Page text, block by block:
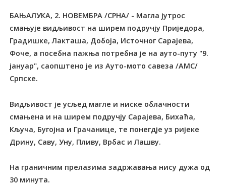
БАЊАЛУКА, 2. НОВЕМБРА /СРНА/ - Магла јутрос
смањује видљивост на ширем подручју Приједора,
Градишке, Лакташа, Добоја, Источног Сарајева,
Фоче, а посебна пажња потребна је на ауто-путу "9.
јануар", саопштено је из Ауто-мото савеза /АМС/
Српске.
Видљивост је усљед магле и ниске облачности
смањена и на ширем подручју Сарајева, Бихаћа,
Кључа, Бугојна и Грачанице, те понегдје уз ријеке
Дрину, Саву, Уну, Пливу, Врбас и Лашву.
На граничним прелазима задржавања нису дужа од
30 минута.